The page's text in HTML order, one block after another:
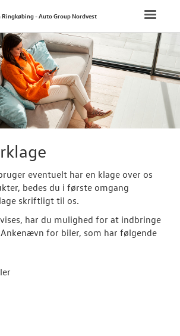
FORSIDE
NYE
NYE VAREBILER
CALIFORNIA
VÆRKSTED
Toggle
Ringkøbing - Auto Group Nordvest
eventuelt har en klage over os
bedes du i første omgang
skriftligt til os.
har du mulighed for at indbringe
for biler, som har følgende